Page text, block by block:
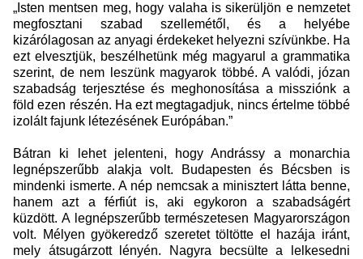
„Isten mentsen meg, hogy valaha is sikerüljön e nemzetet
megfosztani szabad szellemétől, és a helyébe
kizárólagosan az anyagi érdekeket helyezni szívünkbe. Ha
ezt elvesztjük, beszélhetünk még magyarul a grammatika
szerint, de nem leszünk magyarok többé. A valódi, józan
szabadság terjesztése és meghonosítása a missziónk a
föld ezen részén. Ha ezt megtagadjuk, nincs értelme többé
izolált fajunk létezésének Európában.”
Bátran ki lehet jelenteni, hogy Andrássy a monarchia
legnépszerűbb alakja volt. Budapesten és Bécsben is
mindenki ismerte. A nép nemcsak a minisztert látta benne,
hanem azt a férfiút is, aki egykoron a szabadságért
küzdött. A legnépszerűbb természetesen Magyarországon
volt. Mélyen gyökeredző szeretet töltötte el hazája iránt,
mely átsugárzott lényén. Nagyra becsülte a lelkesedni